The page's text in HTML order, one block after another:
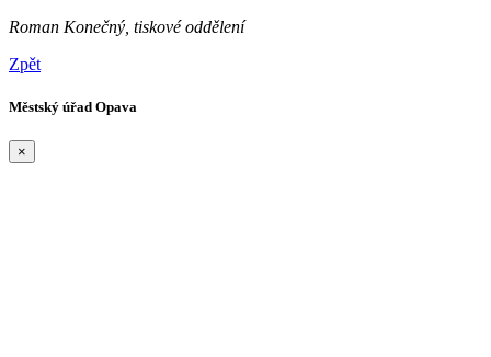
Roman Konečný, tiskové oddělení
Zpět
Městský úřad Opava
×